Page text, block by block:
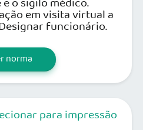
em visita virtual a
funcionário.
norma
para impressão